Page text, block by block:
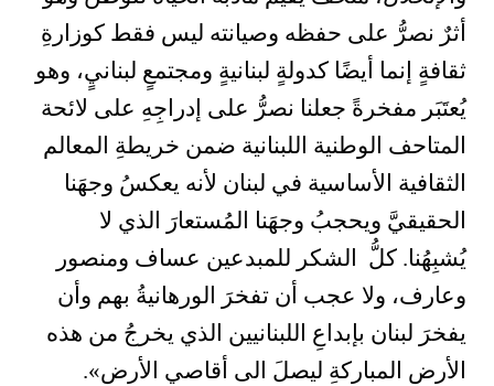
أثرٌ نصرُّ على حفظه وصيانته ليس فقط كوزارةِ
ثقافةٍ إنما أيضًا كدولةٍ لبنانيةٍ ومجتمعٍ لبنانيٍ، وهو
يُعتَبَر مفخرةً جعلنا نصرُّ على إدراجِهِ على لائحة
المتاحف الوطنية اللبنانية ضمن خريطةِ المعالم
الثقافية الأساسية في لبنان لأنه يعكسُ وجهَنا
الحقيقيَّ ويحجبُ وجهَنا المُستعارَ الذي لا
يُشبِهُنا. كلُّ الشكر للمبدعين عساف ومنصور
وعارف، ولا عجب أن تفخرَ الورهانيةُ بهم وأن
يفخرَ لبنان بإبداعِ اللبنانيين الذي يخرجُ من هذه
الأرضِ المباركةِ ليصلَ الى أقاصي الأرض».